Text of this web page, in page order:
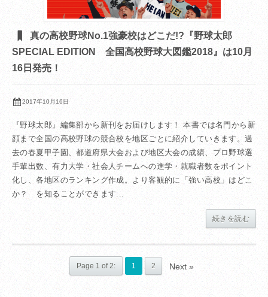
真の高校野球No.1強豪校はどこだ!?『野球太郎
SPECIAL EDITION 全国高校野球大図鑑2018』は10月
16日発売！
2017年10月16日
『野球太郎』編集部から新刊をお届けします！ 本書では名門から新
顔まで全国の高校野球の競合校を地区ごとに紹介していきます。過
去の春夏甲子園、都道府県大会および地区大会の成績、プロ野球選
手輩出数、有力大学・社会人チームへの進学・就職者数をポイント
化し、各地区のランキング作成。より客観的に「強い高校」はどこ
か？ を知ることができます...
続きを読む
Page 1 of 2: 1 2 Next »